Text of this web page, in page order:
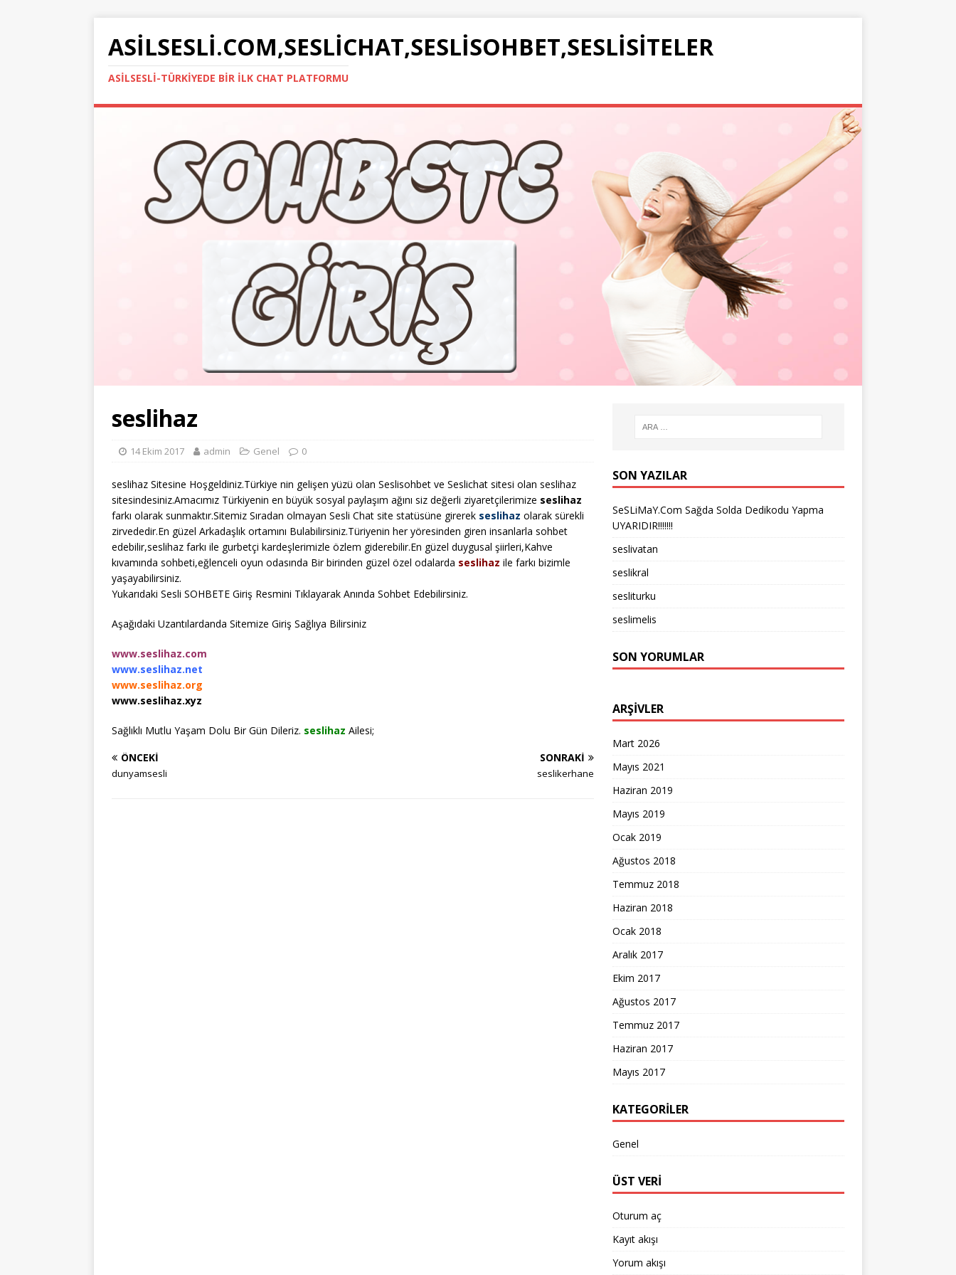
ASILSESLI.COM,SESLICHAT,SESLISOHBET,SESLISITELER
ASILSESLI-TÜRKIYEDE BIR İLK CHAT PLATFORMU
seslihaz
14 Ekim 2017 admin Genel 0
seslihaz Sitesine Hoşgeldiniz.Türkiye nin gelişen yüzü olan Seslisohbet ve Seslichat sitesi olan seslihaz
sitesindesiniz.Amacımız Türkiyenin en büyük sosyal paylaşım ağını siz değerli ziyaretçilerimize seslihaz
farkı olarak sunmaktır.Sitemiz Sıradan olmayan Sesli Chat site statüsüne girerek seslihaz olarak sürekli
zirvededir.En güzel Arkadaşlık ortamını Bulabilirsiniz.Türiyenin her yöresinden giren insanlarla sohbet
edebilir,seslihaz farkı ile gurbetçi kardeşlerimizle özlem giderebilir.En güzel duygusal şiirleri,Kahve
kıvamında sohbeti,eğlenceli oyun odasında Bir birinden güzel özel odalarda seslihaz ile farkı bizimle
yaşayabilirsiniz.
Yukarıdaki Sesli SOHBETE Giriş Resmini Tıklayarak Anında Sohbet Edebilirsiniz.
Aşağıdaki Uzantılardanda Sitemize Giriş Sağlıya Bilirsiniz
www.seslihaz.com
www.seslihaz.net
www.seslihaz.org
www.seslihaz.xyz
Sağlıklı Mutlu Yaşam Dolu Bir Gün Dileriz. seslihaz Ailesi;
ÖNCEKI
dunyamsesli
SONRAKI
seslikerhane
SON YAZILAR
SeSLiMaY.Com Sağda Solda Dedikodu Yapma
UYARIDIR!!!!!!!
seslivatan
seslikral
sesliturku
seslimelis
SON YORUMLAR
ARŞIVLER
Mart 2026
Mayıs 2021
Haziran 2019
Mayıs 2019
Ocak 2019
Ağustos 2018
Temmuz 2018
Haziran 2018
Ocak 2018
Aralık 2017
Ekim 2017
Ağustos 2017
Temmuz 2017
Haziran 2017
Mayıs 2017
KATEGORILER
Genel
ÜST VERI
Oturum aç
Kayıt akışı
Yorum akışı